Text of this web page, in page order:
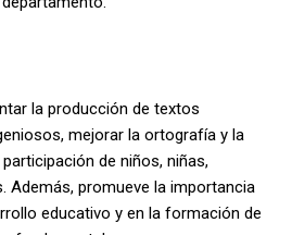
la producción de textos
mejorar la ortografía y la
de niños, niñas,
Además, promueve la importancia
educativo y en la formación de